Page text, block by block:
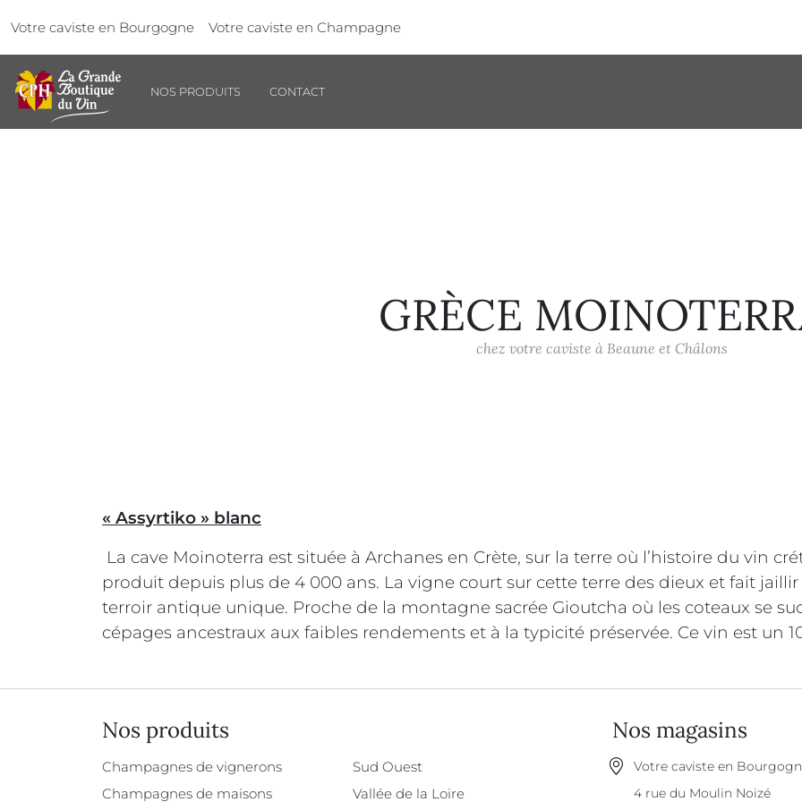
Votre caviste en Bourgogne
Votre caviste en Champagne
NOS PRODUITS CONTACT
GRÈCE
chez votre caviste à Beaune et Châlons
« Assyrtiko » blanc
La cave Moinoterra est située à Archanes en Crète, sur la terre où l’histoire du vin
produit depuis plus de 4 000 ans. La vigne court sur cette terre des dieux et fait
terroir antique unique. Proche de la montagne sacrée Gioutcha où les coteaux se
cépages ancestraux aux faibles rendements et à la typicité préservée. Ce vin est un
Nos produits
Champagnes de vignerons
Champagnes de maisons
Sud Ouest
Vallée de la Loire
Nos magasins
Votre caviste en
4 rue du Moulin Noizé